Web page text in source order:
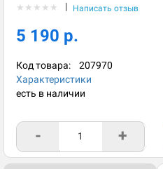
★ ★ ★ ★ ★ | Написать отзыв
5 190 р.
Код товара: 207970
Характеристики
есть в наличии
- +